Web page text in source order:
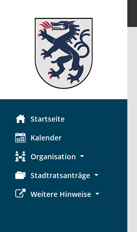
Startseite
Kalender
Organisation
Stadtratsanträge
Weitere Hinweise